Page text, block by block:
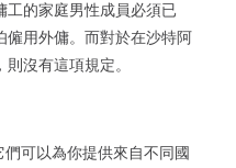
工的家庭男性成員必須已
僱用外傭。而對於在沙特阿
沒有這項規定。
們可以為你提供來自不同國